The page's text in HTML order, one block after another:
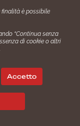
SNR 73140386/89/I
SNR
marketing
è possibile
“Continua senza
di cookie o altri
Accetto